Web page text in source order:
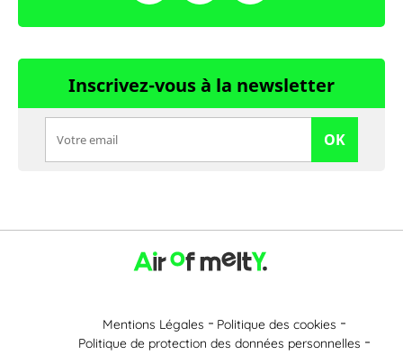
Inscrivez-vous à la newsletter
OK
Mentions Légales
Politique des cookies
Politique de protection des données personnelles